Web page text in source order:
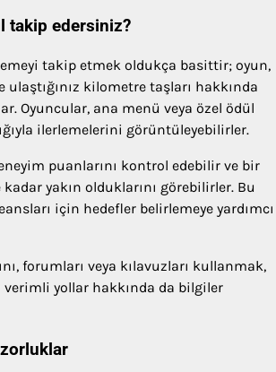
takip edersiniz?
takip etmek oldukça basittir; oyun,
ulaştığınız kilometre taşları hakkında
Oyuncular, ana menü veya özel ödül
ilerlemelerini görüntüleyebilirler.
puanlarını kontrol edebilir ve bir
yakın olduklarını görebilirler. Bu
için hedefler belirlemeye yardımcı
forumları veya kılavuzları kullanmak,
yollar hakkında da bilgiler